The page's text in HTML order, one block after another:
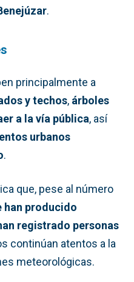
.
principalmente a
y techos, árboles
a la vía pública, así
urbanos
.
que, pese al número
han producido
registrado personas
continúan atentos a la
meteorológicas.